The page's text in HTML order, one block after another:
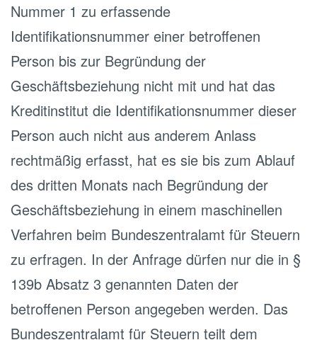
Nummer 1 zu erfassende
Identifikationsnummer einer betroffenen
Person bis zur Begründung der
Geschäftsbeziehung nicht mit und hat das
Kreditinstitut die Identifikationsnummer dieser
Person auch nicht aus anderem Anlass
rechtmäßig erfasst, hat es sie bis zum Ablauf
des dritten Monats nach Begründung der
Geschäftsbeziehung in einem maschinellen
Verfahren beim Bundeszentralamt für Steuern
zu erfragen. In der Anfrage dürfen nur die in §
139b Absatz 3 genannten Daten der
betroffenen Person angegeben werden. Das
Bundeszentralamt für Steuern teilt dem